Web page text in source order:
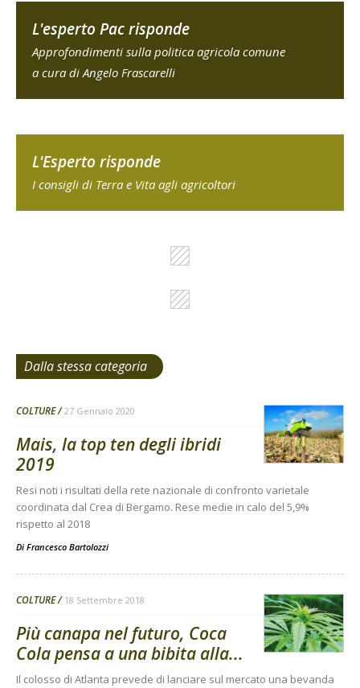
L'esperto Pac risponde
Approfondimenti sulla politica agricola comune
a cura di Angelo Frascarelli
L'Esperto risponde
I consigli di Terra e Vita agli agricoltori
Dalla stessa categoria
COLTURE 27 Gennaio 2020
Mais, la top ten degli ibridi
2019
Resi noti i risultati della rete nazionale di confronto varietale
coordinata dal Crea di Bergamo. Rese medie in calo del 5,9%
rispetto al 2018
Di Francesco Bartolozzi
COLTURE 18 Settembre 2018
Più canapa nel futuro, Coca
Cola pensa a una bibita alla...
Il colosso di Atlanta prevede di lanciare sul mercato una bevanda